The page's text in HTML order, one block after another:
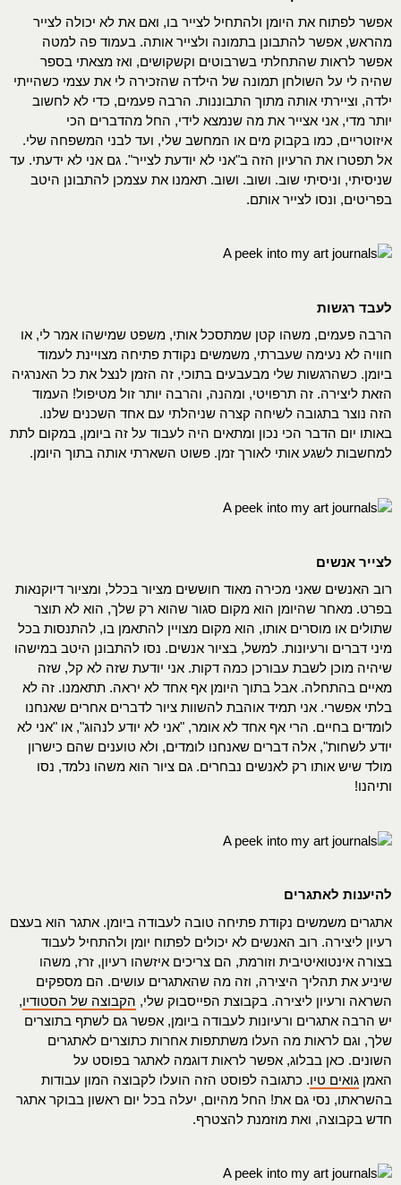
אפשר לפתוח את היומן ולהתחיל לצייר בו, ואם את לא יכולה לצייר
מהראש, אפשר להתבונן בתמונה ולצייר אותה. בעמוד פה למטה
אפשר לראות שהתחלתי בשרבוטים וקשקושים, ואז מצאתי בספר
שהיה לי על השולחן תמונה של הילדה שהזכירה לי את עצמי כשהייתי
ילדה, וציירתי אותה מתוך התבוננות. הרבה פעמים, כדי לא לחשוב
יותר מדי, אני אצייר את מה שנמצא לידי, החל מהדברים הכי
איזוטריים, כמו בקבוק מים או המחשב שלי, ועד לבני המשפחה שלי.
אל תפטרו את הרעיון הזה ב"אני לא יודעת לצייר". גם אני לא ידעתי. עד
שניסיתי, וניסיתי שוב. ושוב. ושוב. תאמנו את עצמכן להתבונן היטב
בפריטים, ונסו לצייר אותם.
לעבד רגשות
הרבה פעמים, משהו קטן שמתסכל אותי, משפט שמישהו אמר לי, או
חוויה לא נעימה שעברתי, משמשים נקודת פתיחה מצויינת לעמוד
ביומן. כשהרגשות שלי מבעבעים בתוכי, זה הזמן לנצל את כל האנרגיה
הזאת ליצירה. זה תרפויטי, ומהנה, והרבה יותר זול מטיפול! העמוד
הזה נוצר בתגובה לשיחה קצרה שניהלתי עם אחד השכנים שלנו.
באותו יום הדבר הכי נכון ומתאים היה לעבוד על זה ביומן, במקום לתת
למחשבות לשגע אותי לאורך זמן. פשוט השארתי אותה בתוך היומן.
לצייר אנשים
רוב האנשים שאני מכירה מאוד חוששים מציור בכלל, ומציור דיוקנאות
בפרט. מאחר שהיומן הוא מקום סגור שהוא רק שלך, הוא לא תוצר
שתולים או מוסרים אותו, הוא מקום מצויין להתאמן בו, להתנסות בכל
מיני דברים ורעיונות. למשל, בציור אנשים. נסו להתבונן היטב במישהו
שיהיה מוכן לשבת עבורכן כמה דקות. אני יודעת שזה לא קל, שזה
מאיים בהתחלה. אבל בתוך היומן אף אחד לא יראה. תתאמנו. זה לא
בלתי אפשרי. אני תמיד אוהבת להשוות ציור לדברים אחרים שאנחנו
לומדים בחיים. הרי אף אחד לא אומר, "אני לא יודע לנהוג", או "אני לא
יודע לשחות", אלה דברים שאנחנו לומדים, ולא טוענים שהם כישרון
מולד שיש אותו רק לאנשים נבחרים. גם ציור הוא משהו נלמד, נסו
ותיהנו!
להיענות לאתגרים
אתגרים משמשים נקודת פתיחה טובה לעבודה ביומן. אתגר הוא בעצם
רעיון ליצירה. רוב האנשים לא יכולים לפתוח יומן ולהתחיל לעבוד
בצורה אינטואיטיבית וזורמת, הם צריכים איזשהו רעיון, זרז, משהו
שיניע את תהליך היצירה, וזה מה שהאתגרים עושים. הם מספקים
השראה ורעיון ליצירה. בקבוצת הפייסבוק שלי, הקבוצה של הסטודיו,
יש הרבה אתגרים ורעיונות לעבודה ביומן, אפשר גם לשתף בתוצרים
שלך, וגם לראות מה העלו משתתפות אחרות כתוצרים לאתגרים
השונים. כאן בבלוג, אפשר לראות דוגמה לאתגר בפוסט על
האמן גואים טיו. כתגובה לפוסט הזה הועלו לקבוצה המון עבודות
בהשראתו, נסי גם את! החל מהיום, יעלה בכל יום ראשון בבוקר אתגר
חדש בקבוצה, ואת מוזמנת להצטרף.